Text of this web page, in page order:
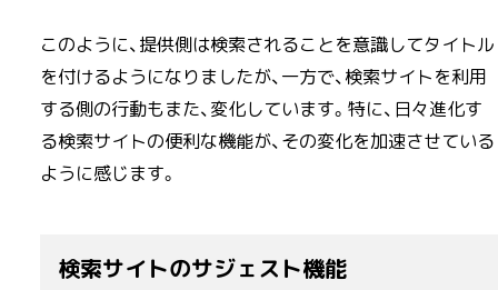
このように、提供側は検索されることを意識してタイトル
を付けるようになりましたが、一方で、検索サイトを利用
する側の行動もまた、変化しています。特に、日々進化す
る検索サイトの便利な機能が、その変化を加速させている
ように感じます。
検索サイトのサジェスト機能